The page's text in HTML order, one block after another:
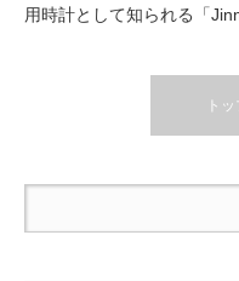
用時計として知られる「
ト